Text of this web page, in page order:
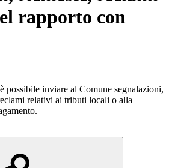
rapporto con
possibile inviare al Comune segnalazioni,
relativi ai tributi locali o alla